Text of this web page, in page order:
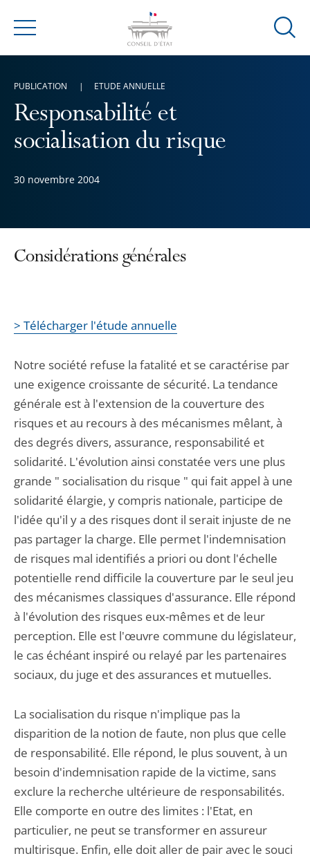
Menu
Ouvrir
Responsabilité et
socialisation du risque
30 novembre 2004
PUBLICATION ETUDE ANNUELLE
Considérations générales
> Télécharger l'étude annuelle
Notre société refuse la fatalité et se caractérise par
une exigence croissante de sécurité. La tendance
générale est à l'extension de la couverture des
risques et au recours à des mécanismes mêlant, à
des degrés divers, assurance, responsabilité et
solidarité. L'évolution ainsi constatée vers une plus
grande " socialisation du risque " qui fait appel à une
solidarité élargie, y compris nationale, participe de
l'idée qu'il y a des risques dont il serait injuste de ne
pas partager la charge. Elle permet l'indemnisation
de risques mal identifiés a priori ou dont l'échelle
potentielle rend difficile la couverture par le seul jeu
des mécanismes classiques d'assurance. Elle répond
à l'évolution des risques eux-mêmes et de leur
perception. Elle est l'œuvre commune du législateur,
le cas échéant inspiré ou relayé par les partenaires
sociaux, du juge et des assurances et mutuelles.
La socialisation du risque n'implique pas la
disparition de la notion de faute, non plus que celle
de responsabilité. Elle répond, le plus souvent, à un
besoin d'indemnisation rapide de la victime, sans
exclure la recherche ultérieure de responsabilités.
Elle comporte en outre des limites : l'Etat, en
particulier, ne peut se transformer en assureur
multirisque. Enfin, elle doit aller de pair avec le souci